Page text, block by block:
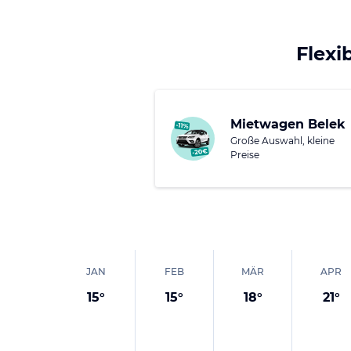
verschiedene
und Dich so vom
der überall frei
Außerdem gibt es
Hier kannst Du also
Mietwagen Belek
Große Auswahl, kleine
Preise
JAN
15°
FEB
15°
MÄR
18°
APR
21°